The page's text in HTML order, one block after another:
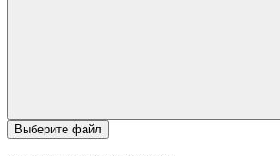
Выберите файл